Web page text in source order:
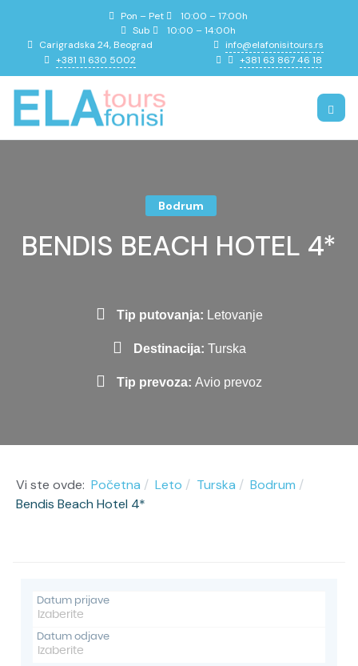
Pon – Pet
10:00 – 17:00h
Sub
10:00 – 14:00h
Carigradska 24, Beograd
info@elafonisitours.rs
+381 11 630 5002
+381 63 867 46 18
BENDIS BEACH HOTEL 4*
Bodrum
Tip putovanja: Letovanje
Destinacija: Turska
Tip prevoza: Avio prevoz
Vi ste ovde: Početna Leto Turska
Bodrum
Bendis Beach Hotel 4*